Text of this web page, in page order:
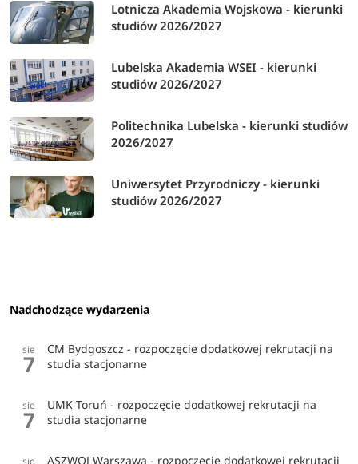
Lotnicza Akademia Wojskowa - kierunki
studiów 2026/2027
Lubelska Akademia WSEI - kierunki
studiów 2026/2027
Politechnika Lubelska - kierunki studiów
2026/2027
Uniwersytet Przyrodniczy - kierunki
studiów 2026/2027
Nadchodzące wydarzenia
sie
7
CM Bydgoszcz - rozpoczęcie dodatkowej rekrutacji na
studia stacjonarne
sie
7
UMK Toruń - rozpoczęcie dodatkowej rekrutacji na
studia stacjonarne
sie
ASZWOJ Warszawa - rozpoczęcie dodatkowej rekrutacji